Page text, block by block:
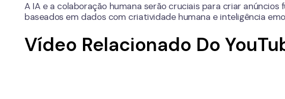
A IA e a colaboração humana serão cruciais para criar
baseados em dados com criatividade humana e inteligência
Vídeo Relacionado Do